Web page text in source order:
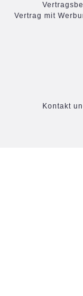
Vertrag mit
Kontakt